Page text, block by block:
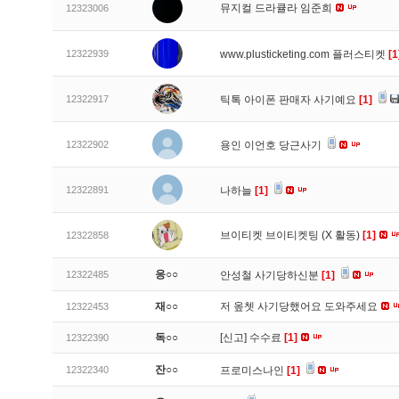
12323006 뮤지컬 드라큘라 임준희
12322939 www.plusticketing.com 플러스티켓
12322917 틱톡 아이폰 판매자 사기예요 [1]
12322902 용인 이언호 당근사기
12322891 나하늘 [1]
12322858 브이티켓 브이티켓팅 (X 활동) [1]
12322485 응○○ 안성철 사기당하신분 [1]
12322453 재○○ 저 옾쳇 사기당했어요 도와주세요
12322390 독○○ [신고] 수수료 [1]
12322340 잔○○ 프로미스나인 [1]